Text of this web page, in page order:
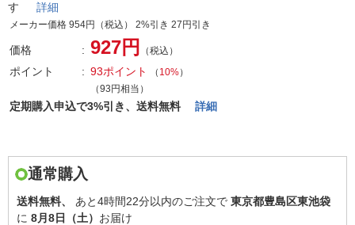
す 詳細
メーカー価格 954円（税込） 2%引き 27円引き
価格 927円 （税込）
ポイント 93ポイント （ 10%）
（93円相当）
定期購入申込で3%引き、送料無料 詳細
通常購入
送料無料、 あと4時間22分以内のご注文で 東京都豊島区東池袋
に 8月8日（土） お届け